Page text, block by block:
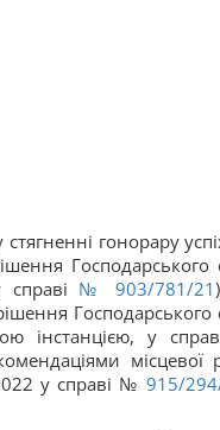
гонорару
Господарського
№ 903/781/21
Господарського
інстанцією, у
місцевої
у справі № 915/